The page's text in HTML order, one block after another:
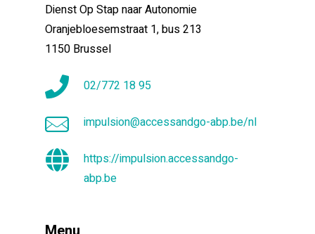
Dienst Op Stap naar Autonomie
Oranjebloesemstraat 1, bus 213
1150 Brussel
02/772 18 95
impulsion@accessandgo-abp.be/nl
https://impulsion.accessandgo-
abp.be